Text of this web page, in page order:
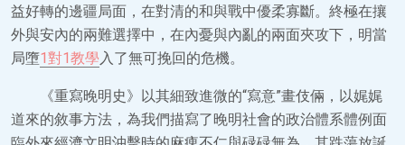
益好轉的邊疆局面，在對清的和與戰中優柔寡斷。終極在攘
外與安內的兩難選擇中，在內憂與內亂的兩面夾攻下，明當
局墮1對1教學入了無可挽回的危機。
《重寫晚明史》以其細致進微的“寫意”畫伎倆，以娓娓
道來的敘事方法，為我們描寫了晚明社會的政治體系體例面